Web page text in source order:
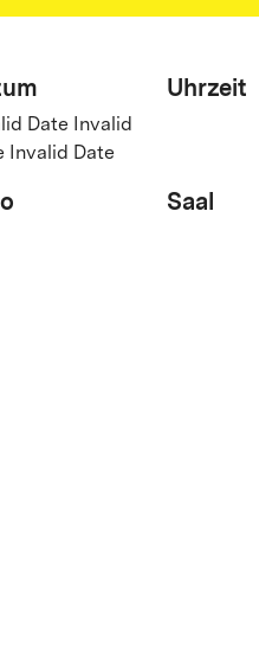
Date Invalid
Invalid Date
Uhrzeit
Saal